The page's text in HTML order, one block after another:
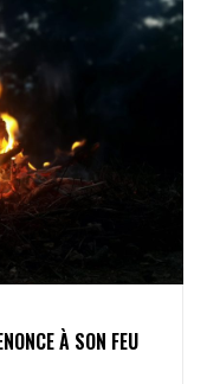
À SON FEU